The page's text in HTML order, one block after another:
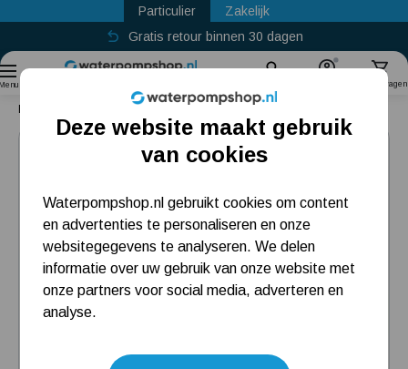
Particulier
Zakelijk
Gratis retour binnen 30 dagen
Winkelwagen
Hydrofoorpomp
Dompelpomp
Pompput
Meest gelezen blogs
Deze website maakt gebruik
van cookies
Waterpompshop.nl gebruikt cookies om content
en advertenties te personaliseren en onze
websitegegevens te analyseren. We delen
informatie over uw gebruik van onze website met
onze partners voor social media, adverteren en
analyse.